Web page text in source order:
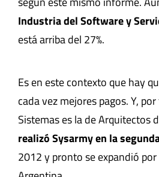
Industria del Software y
está arriba del 27%.
Es en este contexto que hay
cada vez mejores pagos. Y,
Sistemas es la de Arquitectos
realizó Sysarmy en la
2012 y pronto se expandió